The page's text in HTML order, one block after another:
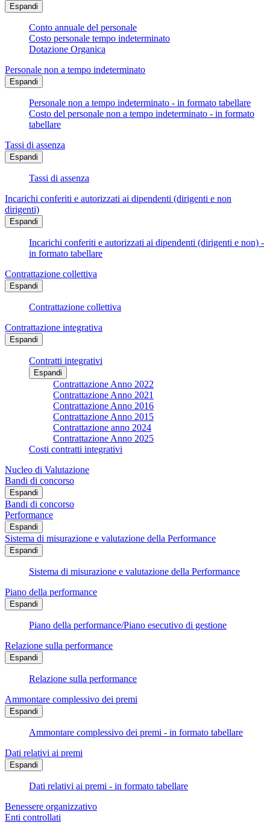
Espandi
Conto annuale del personale
Costo personale tempo indeterminato
Dotazione Organica
Personale non a tempo indeterminato
Espandi
Personale non a tempo indeterminato - in formato tabellare
Costo del personale non a tempo indeterminato - in formato
tabellare
Tassi di assenza
Espandi
Tassi di assenza
Incarichi conferiti e autorizzati ai dipendenti (dirigenti e non
dirigenti)
Espandi
Incarichi conferiti e autorizzati ai dipendenti (dirigenti e non) -
in formato tabellare
Contrattazione collettiva
Espandi
Contrattazione collettiva
Contrattazione integrativa
Espandi
Contratti integrativi
Espandi
Contrattazione Anno 2022
Contrattazione Anno 2021
Contrattazione Anno 2016
Contrattazione Anno 2015
Contrattazione anno 2024
Contrattazione Anno 2025
Costi contratti integrativi
Nucleo di Valutazione
Bandi di concorso
Espandi
Bandi di concorso
Performance
Espandi
Sistema di misurazione e valutazione della Performance
Espandi
Sistema di misurazione e valutazione della Performance
Piano della performance
Espandi
Piano della performance/Piano esecutivo di gestione
Relazione sulla performance
Espandi
Relazione sulla performance
Ammontare complessivo dei premi
Espandi
Ammontare complessivo dei premi - in formato tabellare
Dati relativi ai premi
Espandi
Dati relativi ai premi - in formato tabellare
Benessere organizzativo
Enti controllati